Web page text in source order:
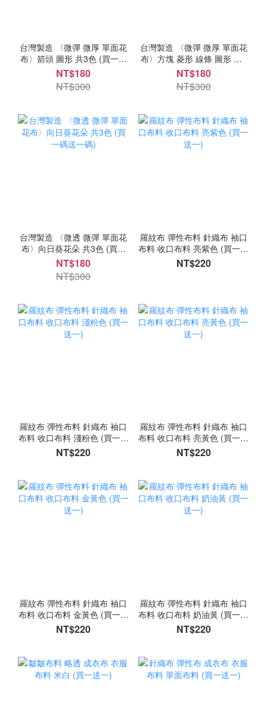
台灣製造 〈微彈 微厚 單面花
布〉箭頭 圖形 共3色 (買一碼
送一碼)
NT$180
NT$300
台灣製造 〈微彈 微厚 單面花
布〉方塊 菱形 線條 圖形 共2
色 (買一碼送一碼)
NT$180
NT$300
台灣製造 〈微透 微彈 單面花
布〉向日葵花朵 共3色 (買一
碼送一碼)
NT$180
NT$300
羅紋布 彈性布料 針織布 袖口
布料 收口布料 亮紫色 (買一送
一)
NT$220
羅紋布 彈性布料 針織布 袖口
布料 收口布料 淺粉色 (買一送
一)
NT$220
羅紋布 彈性布料 針織布 袖口
布料 收口布料 亮黃色 (買一送
一)
NT$220
羅紋布 彈性布料 針織布 袖口
布料 收口布料 金黃色 (買一送
一)
NT$220
羅紋布 彈性布料 針織布 袖口
布料 收口布料 奶油黃 (買一送
一)
NT$220